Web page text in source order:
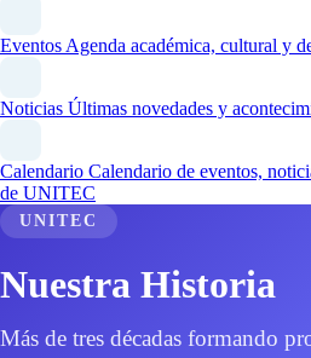
Eventos Agenda académica, cultural y
Noticias Últimas novedades y
Calendario Calendario de eventos,
de UNITEC
UNITEC
Nuestra Historia
Más de tres décadas formando